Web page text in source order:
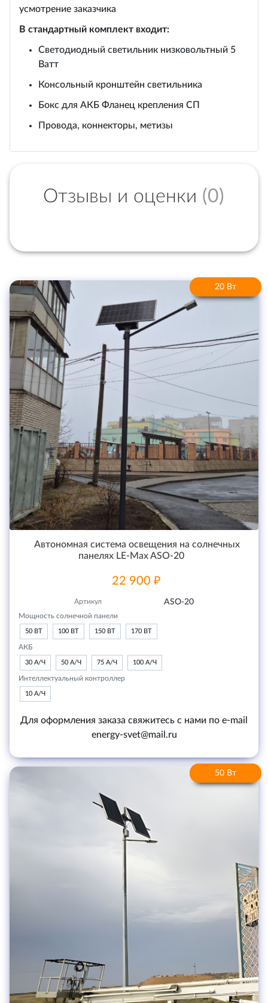
усмотрение заказчика
В стандартный комплект входит:
Светодиодный светильник низковольтный 5
Ватт
Консольный кронштейн светильника
Бокс для АКБ Фланец крепления СП
Провода, коннекторы, метизы
Отзывы и оценки (0)
20 Вт
Автономная система освещения на солнечных
панелях LE-Max ASO-20
22 900 ₽
Артикул ASO-20
Мощность солнечной панели
50 ВТ 100 ВТ 150 ВТ 170 ВТ
АКБ
30 А/Ч 50 А/Ч 75 А/Ч 100 А/Ч
Интеллектуальный контроллер
10 А/Ч
Для оформления заказа свяжитесь с нами по e-mail
energy-svet@mail.ru
50 Вт